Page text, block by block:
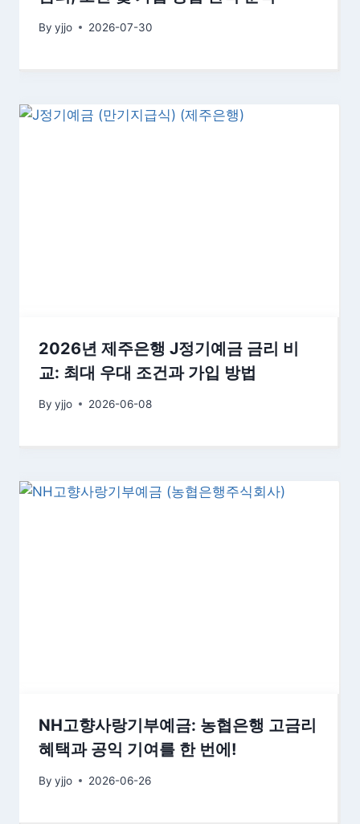
By yjjo 2026-07-30
2026년 제주은행 J정기예금 금리 비
교: 최대 우대 조건과 가입 방법
By yjjo 2026-06-08
NH고향사랑기부예금: 농협은행 고금리
혜택과 공익 기여를 한 번에!
By yjjo 2026-06-26